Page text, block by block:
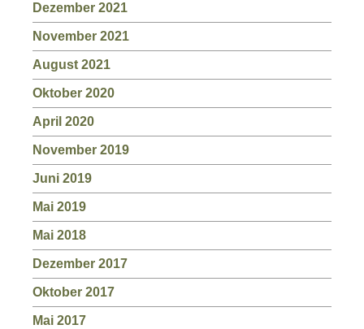
Dezember 2021
November 2021
August 2021
Oktober 2020
April 2020
November 2019
Juni 2019
Mai 2019
Mai 2018
Dezember 2017
Oktober 2017
Mai 2017